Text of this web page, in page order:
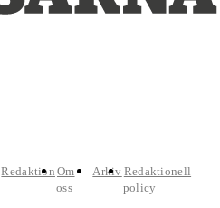
Redaktion Om
oss
Arkiv Redaktionell
policy